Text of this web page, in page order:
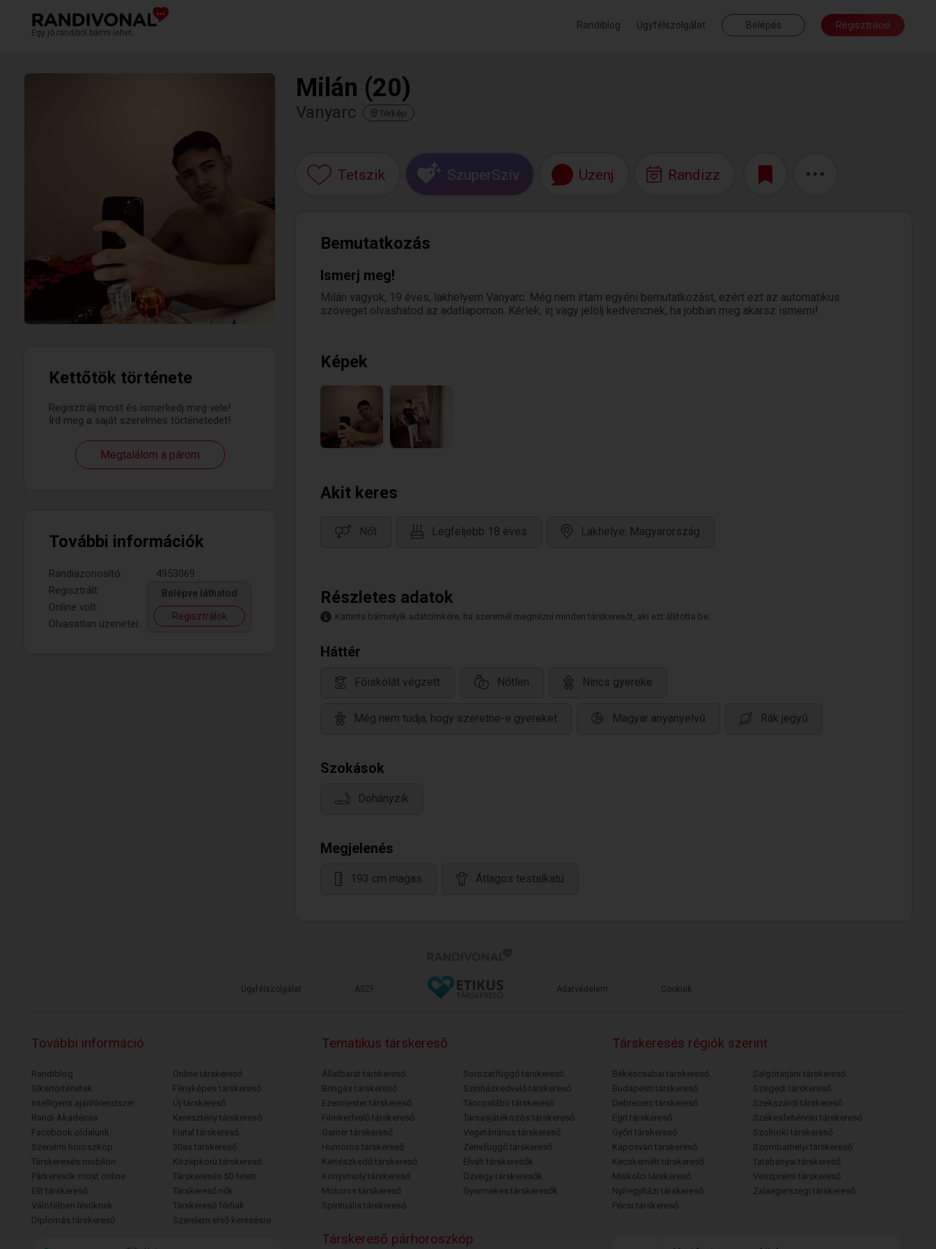
Egy jó randiból bármi lehet.
Randiblog Ügyfélszolgálat Belépés Regisztráció
Kettőtök története
Regisztrálj most és ismerkedj meg vele!
Írd meg a saját szerelmes történetedet!
Megtalálom a párom
További információk
Randiazonosító:
4953069
Regisztrált:
Online volt:
Olvasatlan üzenetei:
Belépve láthatod
Regisztrálok
Milán (20)
Vanyarc Térkép
Tetszik SzuperSzív Üzenj Randizz
Bemutatkozás
Ismerj meg!
Milán vagyok, 19 éves, lakhelyem Vanyarc. Még nem írtam egyéni bemutatkozást, ezért ezt az automatikus
szöveget olvashatod az adatlapomon. Kérlek, írj vagy jelölj kedvencnek, ha jobban meg akarsz ismerni!
Képek
Akit keres
Nőt Legfeljebb 18 éves Lakhelye: Magyarország
Részletes adatok
Kattints bármelyik adatcímkére, ha szeretnél megnézni minden társkeresőt, aki ezt állította be.
Háttér
Főiskolát végzett Nőtlen Nincs gyereke
Még nem tudja, hogy szeretne-e gyereket Magyar anyanyelvű Rák jegyű
Szokások
Dohányzik
Megjelenés
193 cm magas Átlagos testalkatú
Ügyfélszolgálat ÁSZF Adatvédelem Cookiek
További információ
Randiblog
Sikertörténetek
Intelligens ajánlórendszer
Randi Akadémia
Facebook oldalunk
Szerelmi horoszkóp
Társkeresés mobilon
Párkeresők most online
Elit társkereső
Válófélben lévőknek
Diplomás társkereső
Online társkereső
Fényképes társkereső
Új társkereső
Keresztény társkereső
Fiatal társkereső
30as társkereső
Középkorú társkereső
Társkeresés 50 felett
Társkereső nők
Társkereső férfiak
Szerelem első keresésre
Tematikus társkereső
Állatbarát társkereső
Bringás társkereső
Ezermester társkereső
Filmkedvelő társkereső
Gamer társkereső
Humoros társkereső
Kertészkedő társkereső
Könyvmoly társkereső
Motoros társkereső
Spirituális társkereső
Sorozatfüggő társkereső
Színházkedvelő társkereső
Táncoslábú társkereső
Társasjátékozós társkereső
Vegetáriánus társkereső
Zenefüggő társkereső
Elvált társkeresők
Özvegy társkeresők
Gyermekes társkeresők
Társkeresés régiók szerint
Békéscsabai társkereső
Budapesti társkereső
Debreceni társkereső
Egri társkereső
Győri társkereső
Kaposvári társkereső
Kecskeméti társkereső
Miskolci társkereső
Nyíregyházi társkereső
Pécsi társkereső
Salgótarjáni társkereső
Szegedi társkereső
Szekszárdi társkereső
Székesfehérvári társkereső
Szolnoki társkereső
Szombathelyi társkereső
Tatabányai társkereső
Veszprémi társkereső
Zalaegerszegi társkereső
Társkereső párhoroszkóp